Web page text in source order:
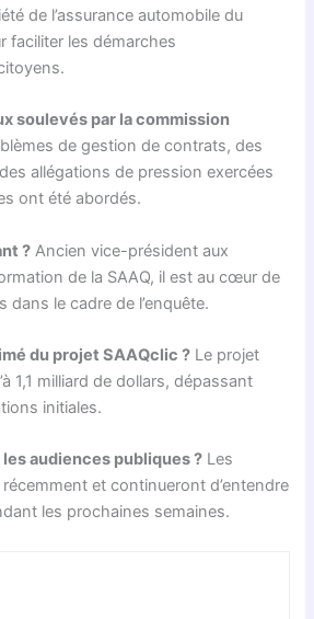
de l’assurance automobile du
faciliter les démarches
soulevés par la commission
de gestion de contrats, des
allégations de pression exercées
ont été abordés.
? Ancien vice-président aux
de la SAAQ, il est au cœur de
dans le cadre de l’enquête.
du projet SAAQclic ? Le projet
1,1 milliard de dollars, dépassant
initiales.
audiences publiques ? Les
et continueront d’entendre
les prochaines semaines.